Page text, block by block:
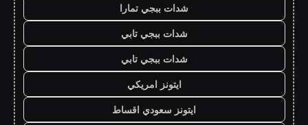
شدات ببجي تمارا
شدات ببجي تابي
شدات ببجي تابي
ايتونز امريكي
ايتونز سعودي اقساط